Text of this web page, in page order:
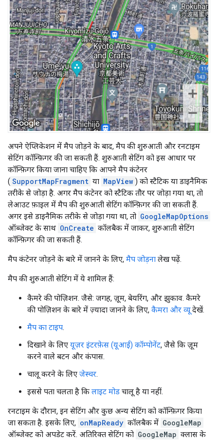
अपने ऐप्लिकेशन में मैप जोड़ने के बाद, मैप की शुरुआती और रनटाइम
सेटिंग कॉन्फ़िगर की जा सकती हैं. शुरुआती सेटिंग को इस आधार पर
कॉन्फ़िगर किया जाना चाहिए कि आपने मैप कंटेनर
( SupportMapFragment या MapView ) को स्टैटिक या डाइनैमिक
तरीके से जोड़ा है. अगर मैप कंटेनर को स्टैटिक तौर पर जोड़ा गया था, तो
लेआउट फ़ाइल में मैप की शुरुआती सेटिंग कॉन्फ़िगर की जा सकती हैं.
अगर इसे डाइनैमिक तरीके से जोड़ा गया था, तो GoogleMapOptions
ऑब्जेक्ट के साथ OnCreate कॉलबैक में जाकर, शुरुआती सेटिंग
कॉन्फ़िगर की जा सकती हैं.
मैप कंटेनर जोड़ने के बारे में जानने के लिए, मैप जोड़ना लेख पढ़ें.
मैप की शुरुआती सेटिंग में ये शामिल हैं:
कैमरे की पोज़िशन. जैसे: जगह, ज़ूम, बेयरिंग, और झुकाव. कैमरे
की पोज़िशन के बारे में ज़्यादा जानने के लिए, कैमरा और व्यूदेखें.
मैप का टाइप.
दिखाने के लिए यूज़र इंटरफ़ेस (यूआई) कॉम्पोनेंट, जैसे कि ज़ूम
करने वाले बटन और कंपास.
चालू करने के लिए जेस्चर.
इससे पता चलता है कि लाइट मोड चालू है या नहीं.
रनटाइम के दौरान, इन सेटिंग और कुछ अन्य सेटिंग को कॉन्फ़िगर किया
जा सकता है. इसके लिए, onMapReady कॉलबैक में GoogleMap
ऑब्जेक्ट को अपडेट करें. अतिरिक्त सेटिंग को GoogleMap क्लास के